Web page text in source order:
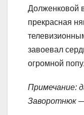
Долженковой
прекрасная
завоевал
огромной
Примечание:
Заворотнюк